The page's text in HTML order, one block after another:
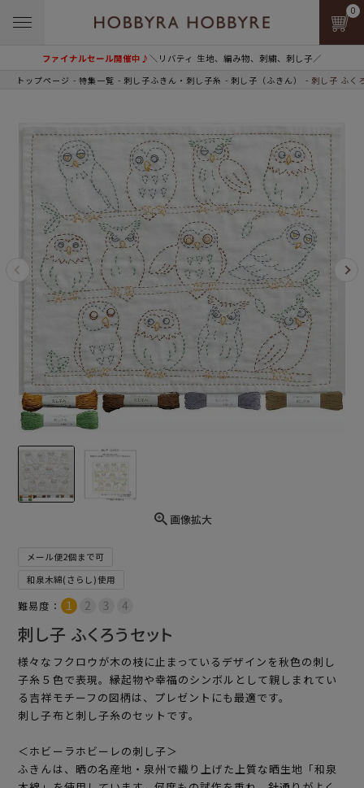
ファイナルセール開催中♪＼リバティ 生地、編み物、刺繍、刺し子／
0
トップページ 特集一覧 刺し子ふきん・刺し子糸 刺し子（ふきん） 刺し子 ふく
画像拡大
メール便2個まで可
和泉木綿(さらし)使用
難易度：
刺し子 ふくろうセット
様々なフクロウが木の枝に止まっているデザインを秋色の刺し
子糸５色で表現。縁起物や幸福のシンボルとして親しまれてい
る吉祥モチーフの図柄は、プレゼントにも最適です。
刺し子布と刺し子糸のセットです。
＜ホビーラホビーレの刺し子＞
ふきんは、晒の名産地・泉州で織り上げた上質な晒生地「和泉